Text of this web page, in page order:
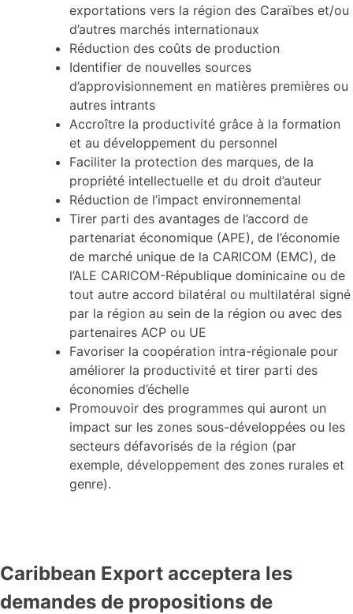
exportations vers la région des Caraïbes et/ou
d’autres marchés internationaux
Réduction des coûts de production
Identifier de nouvelles sources
d’approvisionnement en matières premières ou
autres intrants
Accroître la productivité grâce à la formation
et au développement du personnel
Faciliter la protection des marques, de la
propriété intellectuelle et du droit d’auteur
Réduction de l’impact environnemental
Tirer parti des avantages de l’accord de
partenariat économique (APE), de l’économie
de marché unique de la CARICOM (EMC), de
l’ALE CARICOM-République dominicaine ou de
tout autre accord bilatéral ou multilatéral signé
par la région au sein de la région ou avec des
partenaires ACP ou UE
Favoriser la coopération intra-régionale pour
améliorer la productivité et tirer parti des
économies d’échelle
Promouvoir des programmes qui auront un
impact sur les zones sous-développées ou les
secteurs défavorisés de la région (par
exemple, développement des zones rurales et
genre).
Caribbean Export acceptera les
demandes de propositions de